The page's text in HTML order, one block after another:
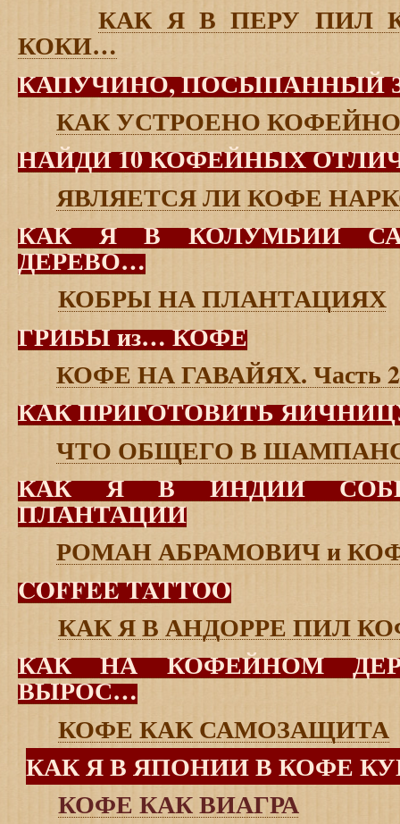
КАК Я В ПЕРУ ПИЛ
КОКИ…
КАПУЧИНО, ПОСЫПАННЫЙ
КАК УСТРОЕНО
НАЙДИ 10 КОФЕЙНЫХ
ЯВЛЯЕТСЯ ЛИ КОФЕ
КАК Я В КОЛУМБИИ
ДЕРЕВО…
КОБРЫ НА ПЛАНТАЦИЯХ
ГРИБЫ из… КОФЕ
КОФЕ НА ГАВАЙЯХ. Часть
КАК ПРИГОТОВИТЬ
ЧТО ОБЩЕГО В
КАК Я В ИНДИИ
ПЛАНТАЦИИ
РОМАН АБРАМОВИЧ и
COFFEE TATTOO
КАК Я В АНДОРРЕ ПИЛ
КАК НА КОФЕЙНОМ
ВЫРОС…
КОФЕ КАК САМОЗАЩИТА
КАК Я В ЯПОНИИ В КОФЕ
КОФЕ КАК ВИАГРА